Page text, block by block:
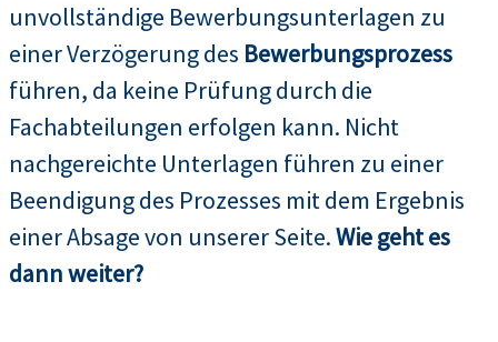
unvollständige Bewerbungsunterlagen zu
einer Verzögerung des Bewerbungsprozess
führen, da keine Prüfung durch die
Fachabteilungen erfolgen kann. Nicht
nachgereichte Unterlagen führen zu einer
Beendigung des Prozesses mit dem Ergebnis
einer Absage von unserer Seite.Wie geht es
dann weiter?